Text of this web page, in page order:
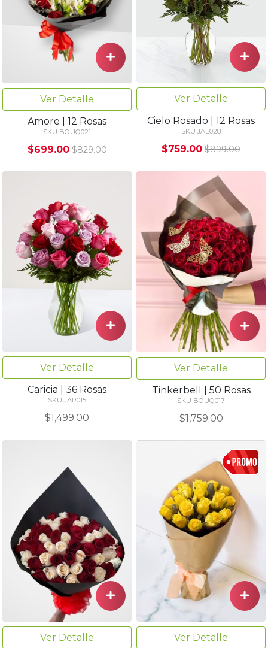
Ver Detalle
Amore | 12 Rosas
SKU BOUQ021
$699.00 $829.00
Ver Detalle
Cielo Rosado | 12 Rosas
SKU JAE028
$759.00 $899.00
Ver Detalle
Caricia | 36 Rosas
SKU JAR015
$1,499.00
Ver Detalle
Tinkerbell | 50 Rosas
SKU BOUQ017
$1,759.00
Ver Detalle
Ver Detalle